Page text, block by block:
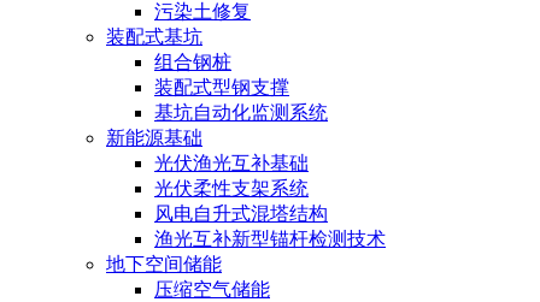
污染土修复
装配式基坑
组合钢桩
装配式型钢支撑
基坑自动化监测系统
新能源基础
光伏渔光互补基础
光伏柔性支架系统
风电自升式混塔结构
渔光互补新型锚杆检测技术
地下空间储能
压缩空气储能